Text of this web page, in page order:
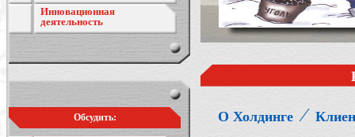
Инновационная
деятельность
Обсудить: О Холдинге ⁄